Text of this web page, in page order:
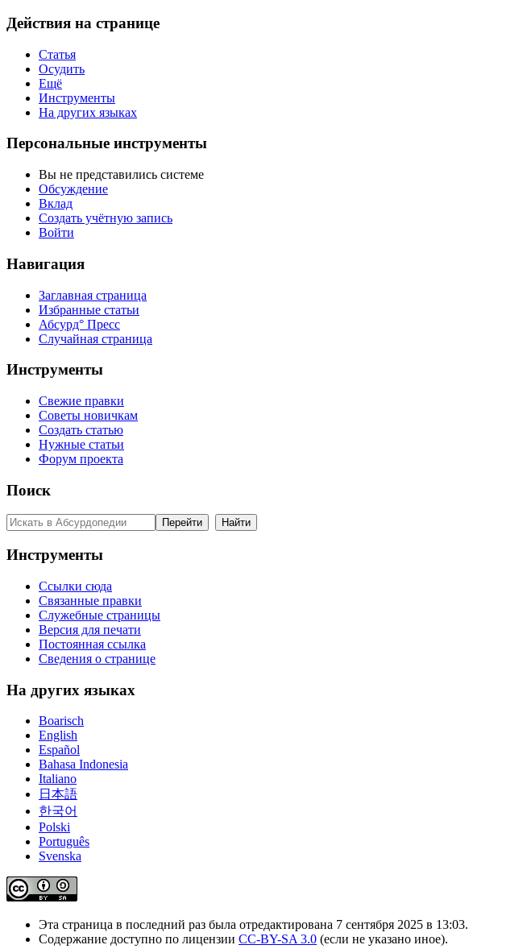
Действия на странице
Статья
Осудить
Ещё
Инструменты
На других языках
Персональные инструменты
Вы не представились системе
Обсуждение
Вклад
Создать учётную запись
Войти
Навигация
Заглавная страница
Избранные статьи
Абсурд° Пресс
Случайная страница
Инструменты
Свежие правки
Советы новичкам
Создать статью
Нужные статьи
Форум проекта
Поиск
Инструменты
Ссылки сюда
Связанные правки
Служебные страницы
Версия для печати
Постоянная ссылка
Сведения о странице
На других языках
Boarisch
English
Español
Bahasa Indonesia
Italiano
日本語
한국어
Polski
Português
Svenska
Эта страница в последний раз была отредактирована 7 сентября 2025 в 13:03.
Содержание доступно по лицензии CC-BY-SA 3.0 (если не указано иное).